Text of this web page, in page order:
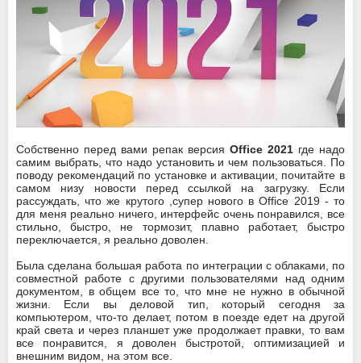
Собственно перед вами репак версия Office 2021 где надо
самим выбрать, что надо установить и чем пользоваться. По
поводу рекомендаций по установке и активации, почитайте в
самом низу новости перед ссылкой на загрузку. Если
рассуждать, что же крутого ,супер нового в Office 2019 - то
для меня реально ничего, интерфейс очень понравился, все
стильно, быстро, не тормозит, плавно работает, быстро
переключается, я реально доволен.
Была сделана большая работа по интеграции с облаками, по
совместной работе с другими пользователями над одним
документом, в общем все то, что мне не нужно в обычной
жизни. Если вы деловой тип, который сегодня за
компьютером, что-то делает, потом в поезде едет на другой
край света и через планшет уже продолжает правки, то вам
все понравится, я доволен быстротой, оптимизацией и
внешним видом, на этом все.